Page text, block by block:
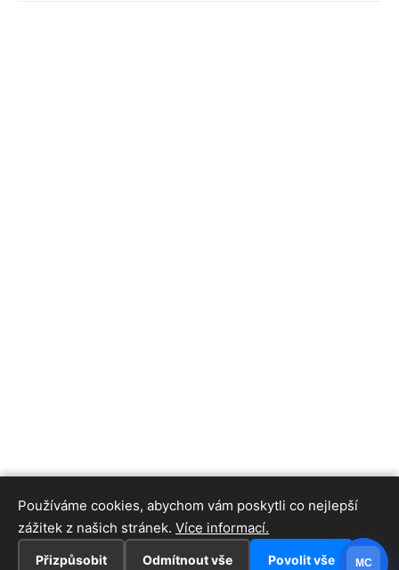
Používáme cookies, abychom vám poskytli co nejlepší
zážitek z našich stránek. Více informací.
Přizpůsobit Odmítnout vše Povolit vše MC